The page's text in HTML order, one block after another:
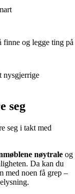
finne og legge ting på
nysgjerrige
seg
seg i takt med
nøytrale og
Da kan du
med noen få grep –